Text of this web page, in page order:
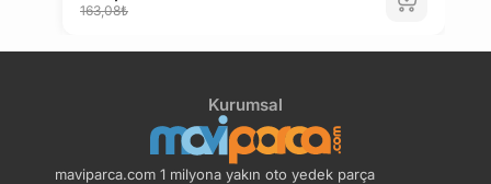
163,08₺
Kurumsal
maviparca.com 1 milyona yakın oto yedek parça